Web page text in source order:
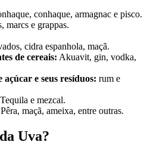
conhaque, armagnac e pisco.
marcs e grappas.
cidra espanhola, maçã.
de cereais: Akuavit, gin, vodka,
e seus resíduos: rum e
Tequila e mezcal.
Pêra, maçã, ameixa, entre outras.
Uva?